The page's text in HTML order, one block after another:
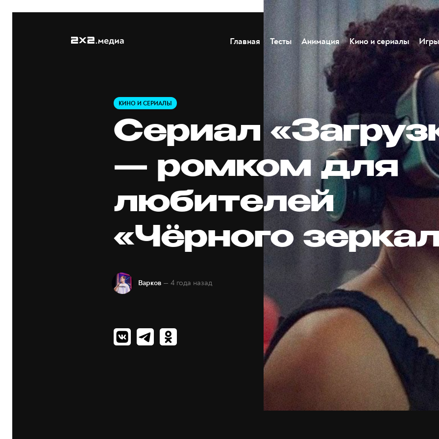
Главная Тесты Анимация Кино и сериалы Игры
КИНО И СЕРИАЛЫ
Сериал
— ромком для
любителей
«Чёрного
Варков — 4 года назад